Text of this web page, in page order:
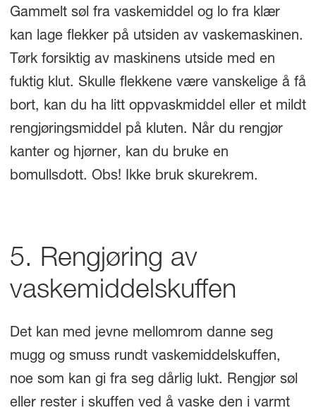
Gammelt søl fra vaskemiddel og lo fra klær
kan lage flekker på utsiden av vaskemaskinen.
Tørk forsiktig av maskinens utside med en
fuktig klut. Skulle flekkene være vanskelige å få
bort, kan du ha litt oppvaskmiddel eller et mildt
rengjøringsmiddel på kluten. Når du rengjør
kanter og hjørner, kan du bruke en
bomullsdott. Obs! Ikke bruk skurekrem.
5. Rengjøring av
vaskemiddelskuffen
Det kan med jevne mellomrom danne seg
mugg og smuss rundt vaskemiddelskuffen,
noe som kan gi fra seg dårlig lukt. Rengjør søl
eller rester i skuffen ved å vaske den i varmt